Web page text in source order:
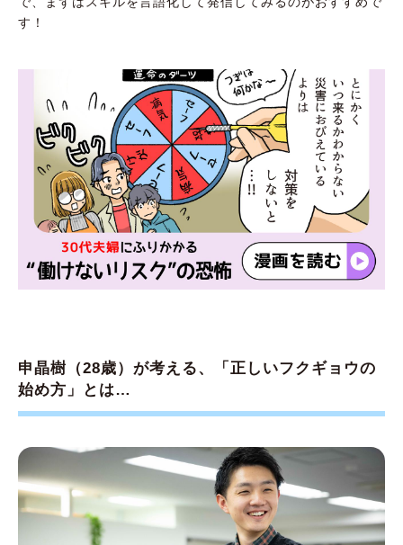
す！
申晶樹（28歳）が考える、「正しいフクギョウの
始め方」とは…